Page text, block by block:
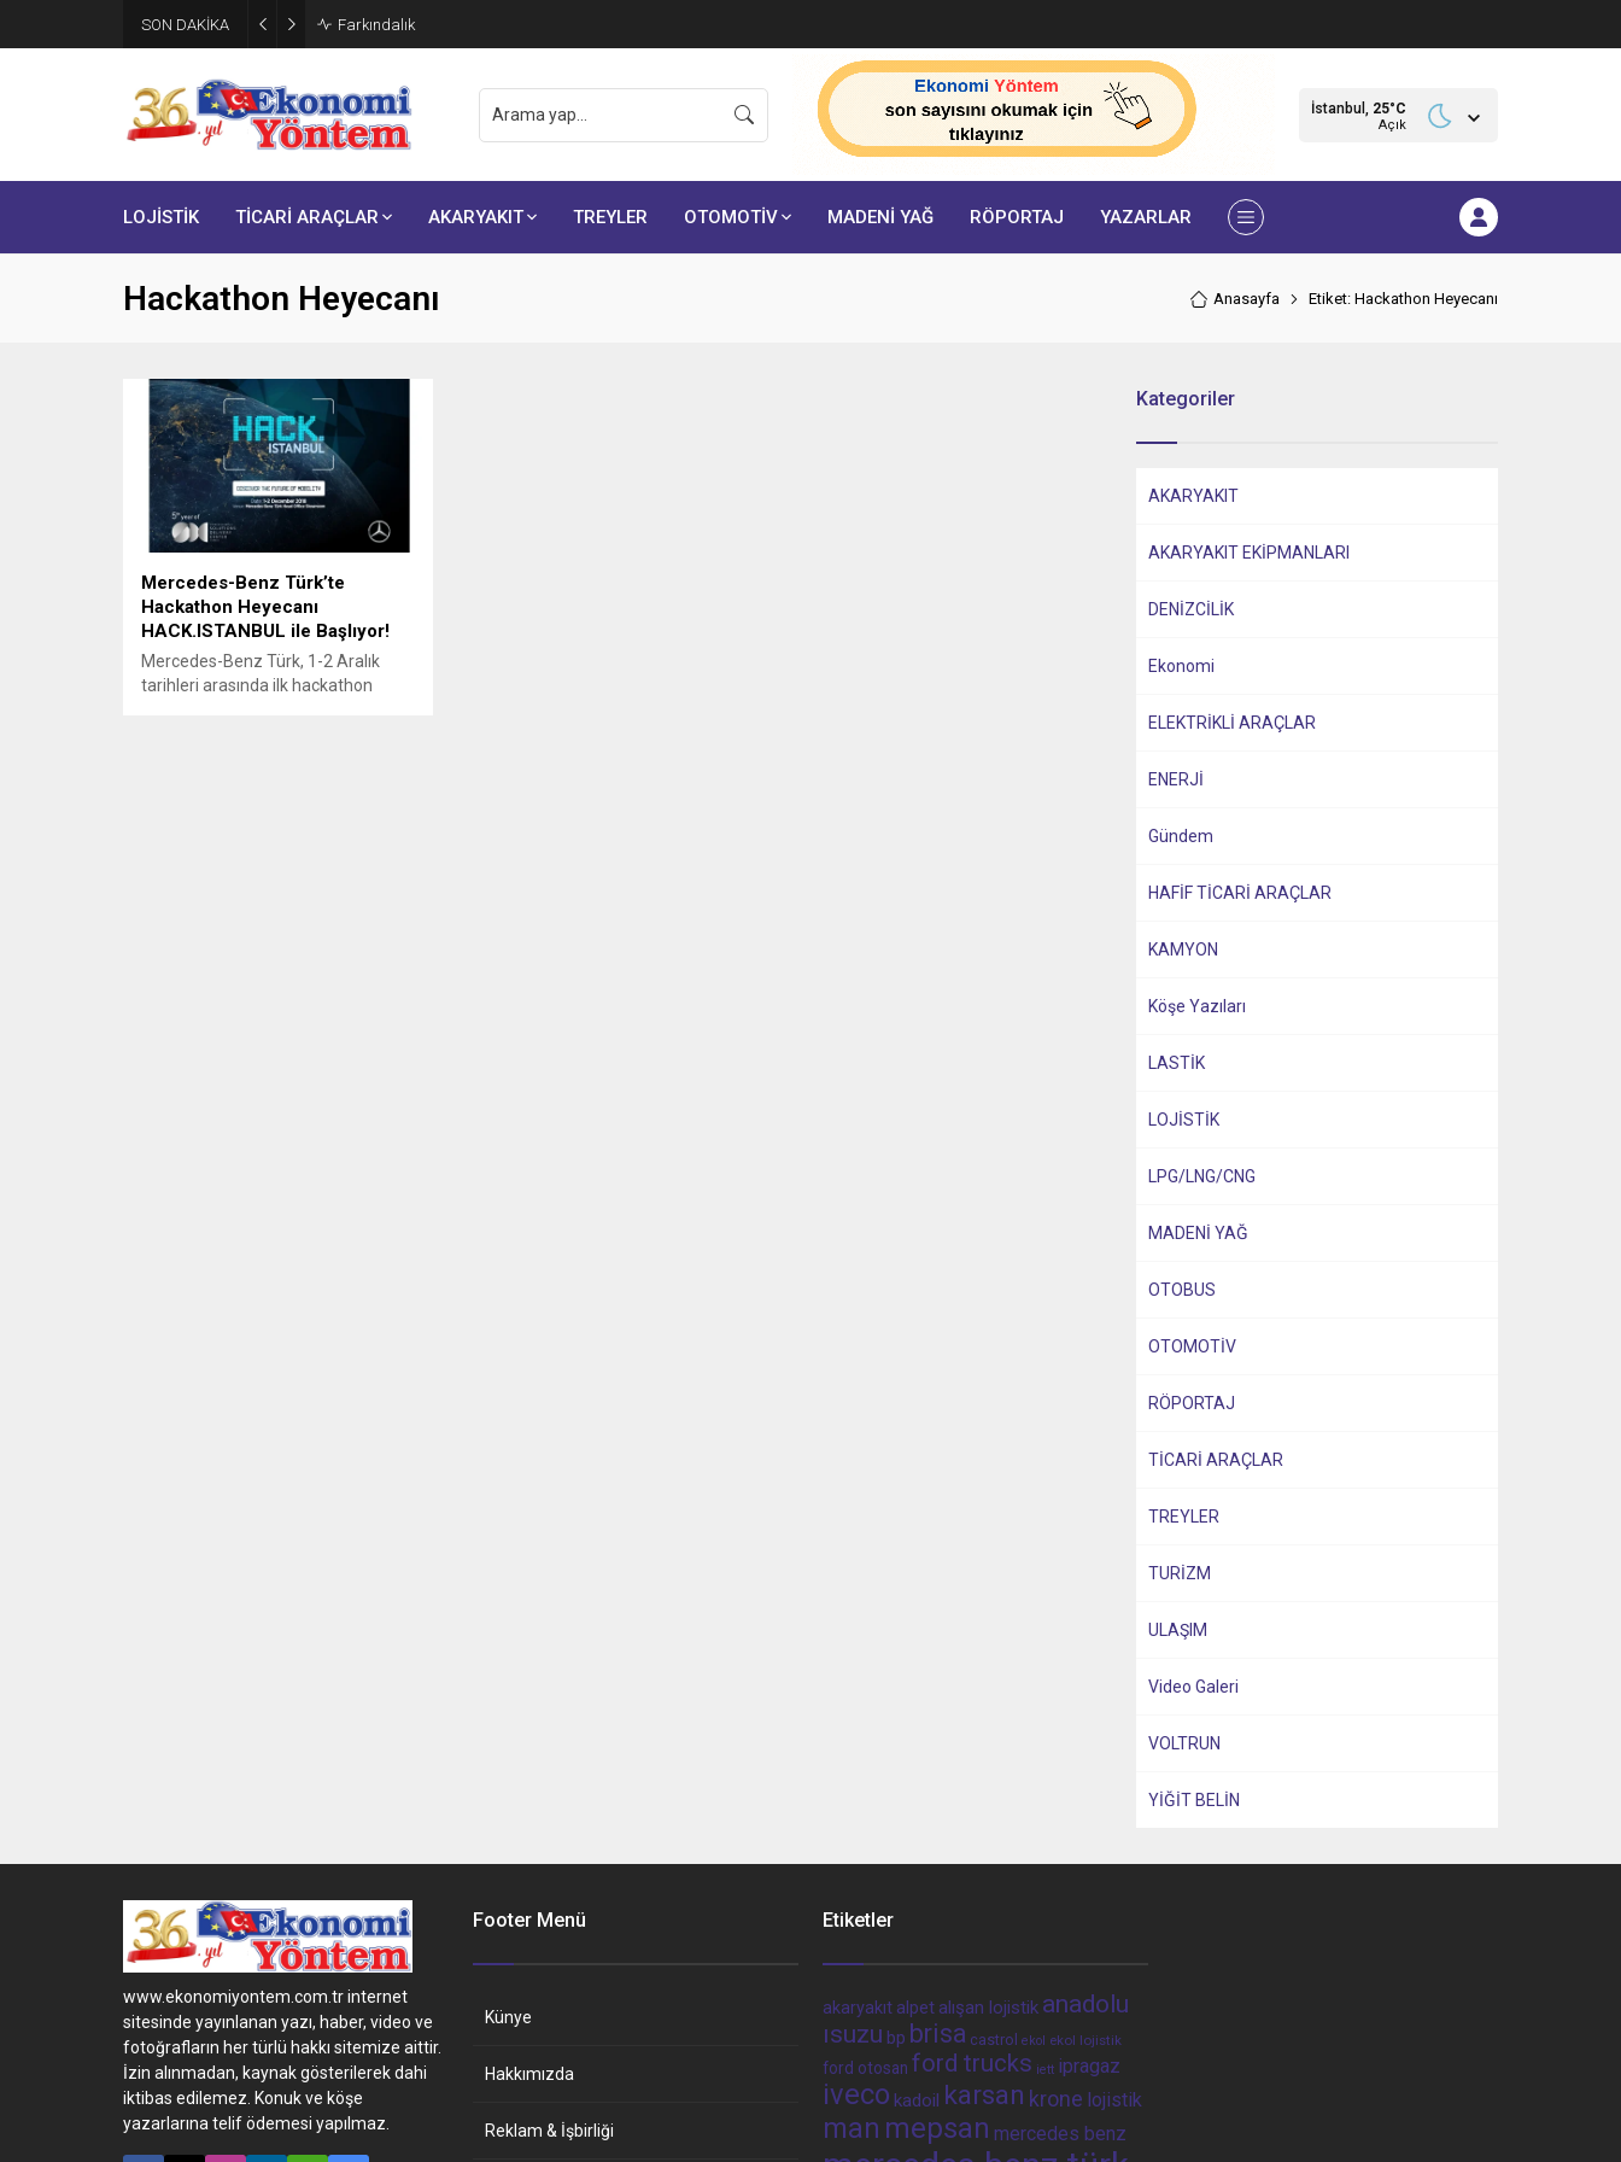
SON DAKİKA Brisa, ikinci çeyrek finansal sonuçlarını açıkladı:
İstanbul, 25°C
Açık
LOJİSTİK TİCARİ ARAÇLAR AKARYAKIT TREYLER OTOMOTİV MADENİ YAĞ RÖPORTAJ YAZARLAR
Hackathon Heyecanı Anasayfa Etiket: Hackathon Heyecanı
Mercedes-Benz Türk’te
Hackathon Heyecanı
HACK.ISTANBUL ile Başlıyor!
Mercedes-Benz Türk, 1-2 Aralık
tarihleri arasında ilk hackathon
Kategoriler
AKARYAKIT
AKARYAKIT EKİPMANLARI
DENİZCİLİK
Ekonomi
ELEKTRİKLİ ARAÇLAR
ENERJİ
Gündem
HAFİF TİCARİ ARAÇLAR
KAMYON
Köşe Yazıları
LASTİK
LOJİSTİK
LPG/LNG/CNG
MADENİ YAĞ
OTOBUS
OTOMOTİV
RÖPORTAJ
TİCARİ ARAÇLAR
TREYLER
TURİZM
ULAŞIM
Video Galeri
VOLTRUN
YİĞİT BELİN
www.ekonomiyontem.com.tr internet
sitesinde yayınlanan yazı, haber, video ve
fotoğrafların her türlü hakkı sitemize aittir.
İzin alınmadan, kaynak gösterilerek dahi
iktibas edilemez. Konuk ve köşe
yazarlarına telif ödemesi yapılmaz.
Footer Menü
Künye
Hakkımızda
Reklam & İşbirliği
Etiketler
akaryakıt alpet alışan lojistik anadolu
ısuzu bp brisa castrol ekol ekol lojistik
ford otosan ford trucks iett ipragaz
iveco kadoil karsan krone lojistik
man mepsan mercedes benz